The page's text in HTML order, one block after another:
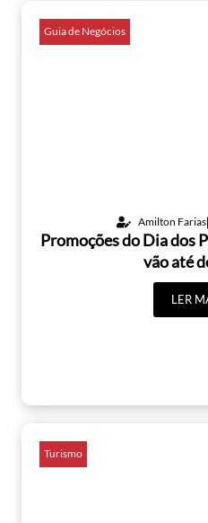
Guia de Negócios
Amilton Farias
Promoções do Dia dos
vão até
LER
Turismo